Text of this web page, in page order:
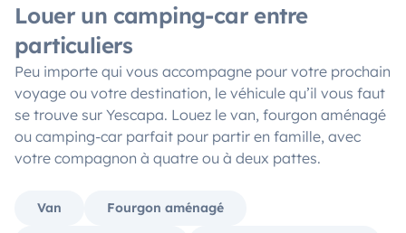
Louer un camping-car entre
particuliers
Peu importe qui vous accompagne pour votre prochain
voyage ou votre destination, le véhicule qu’il vous faut
se trouve sur Yescapa. Louez le van, fourgon aménagé
ou camping-car parfait pour partir en famille, avec
votre compagnon à quatre ou à deux pattes.
Van Fourgon aménagé